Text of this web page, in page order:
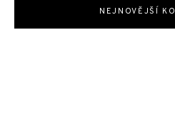
NEJNOVĚJŠÍ